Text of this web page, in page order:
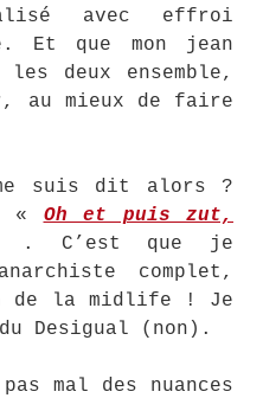
avec effroi
Et que mon jean
deux ensemble,
au mieux de faire
suis dit alors ?
« Oh et puis zut,
. C’est que je
complet,
de la midlife ! Je
Desigual (non).
mal des nuances